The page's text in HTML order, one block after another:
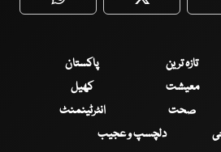
WhatsApp Twitter
تازہ ترین
پاکستان
معیشت
کھیل
صحت
انٹرٹینمنٹ
دلچسپ و عجیب